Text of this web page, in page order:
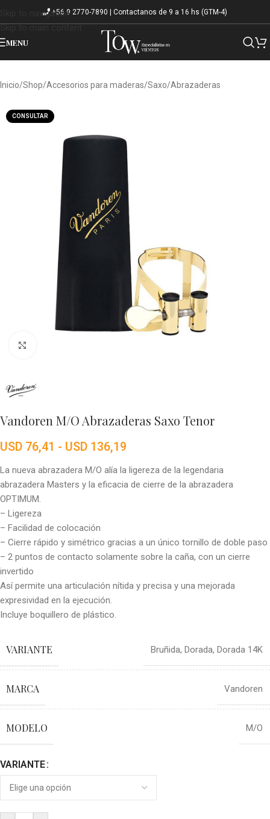
Skip to navigation
Skip to main content
+56 9 2770-7890 | Contactanos de 9 a 16 hs (GTM-4)
MENU
Inicio/Shop/Accesorios para maderas/Saxo/Abrazaderas
CONSULTAR
Vandoren M/O Abrazaderas Saxo Tenor
USD 76,41 - USD 136,19
La nueva abrazadera M/O alía la ligereza de la legendaria
abrazadera Masters y la eficacia de cierre de la abrazadera
OPTIMUM.
– Ligereza
– Facilidad de colocación
– Cierre rápido y simétrico gracias a un único tornillo de doble paso
– 2 puntos de contacto solamente sobre la caña, con un cierre
invertido
Así permite una articulación nítida y precisa y una mejorada
expresividad en la ejecución.
Incluye boquillero de plástico.
VARIANTE Bruñida, Dorada, Dorada 14K
MARCA Vandoren
MODELO M/O
VARIANTE